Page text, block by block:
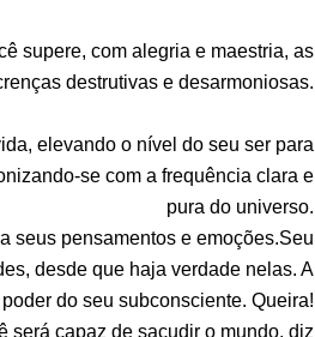
supere, com alegria e maestria, as
destrutivas e desarmoniosas.
elevando o nível do seu ser para
se com a frequência clara e
pura do universo.
seus pensamentos e emoções.Seu
desde que haja verdade nelas. A
do seu subconsciente. Queira!
será capaz de sacudir o mundo, diz